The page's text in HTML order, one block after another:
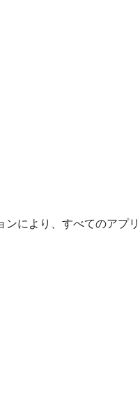
により、すべてのアプ